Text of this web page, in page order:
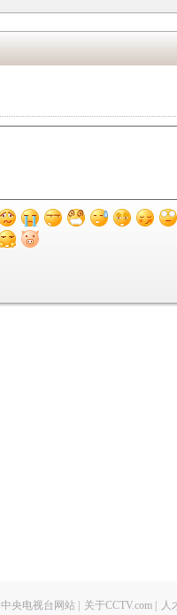
中央电视台网站 关于CCTV.com 人